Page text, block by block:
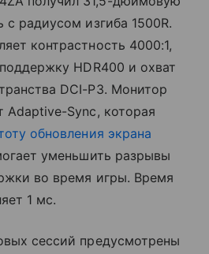
с радиусом изгиба 1500R.
контрастность 4000:1,
HDR400 и охват
DCI-P3. Монитор
Sync, которая
обновления экрана
уменьшить разрывы
во время игры. Время
1 мс.
сессий предусмотрены